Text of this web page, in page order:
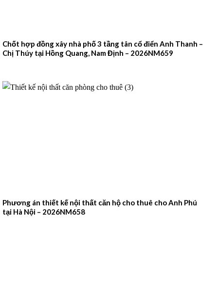
Chốt hợp đồng xây nhà phố 3 tầng tân cổ điển Anh Thanh –
Chị Thúy tại Hồng Quang, Nam Định – 2026NM659
Phương án thiết kế nội thất căn hộ cho thuê cho Anh Phú
tại Hà Nội – 2026NM658